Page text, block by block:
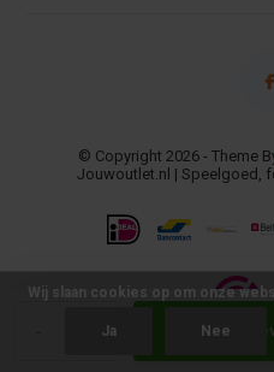
+
© Copyright 2026 - Theme
Jouwoutlet.nl | Speelgoed,
Wij slaan cookies op om onze
Ja Nee